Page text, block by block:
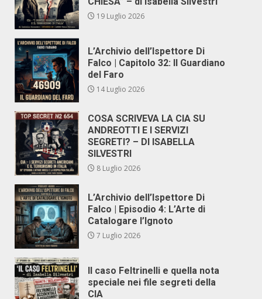
19 Luglio 2026
L’Archivio dell’Ispettore Di
Falco | Capitolo 32: Il Guardiano
del Faro
14 Luglio 2026
COSA SCRIVEVA LA CIA SU
ANDREOTTI E I SERVIZI
SEGRETI? – DI ISABELLA
SILVESTRI
8 Luglio 2026
L’Archivio dell’Ispettore Di
Falco | Episodio 4: L’Arte di
Catalogare l’Ignoto
7 Luglio 2026
Il caso Feltrinelli e quella nota
speciale nei file segreti della
CIA